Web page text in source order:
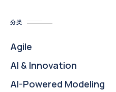
分类
Agile
AI & Innovation
AI-Powered Modeling